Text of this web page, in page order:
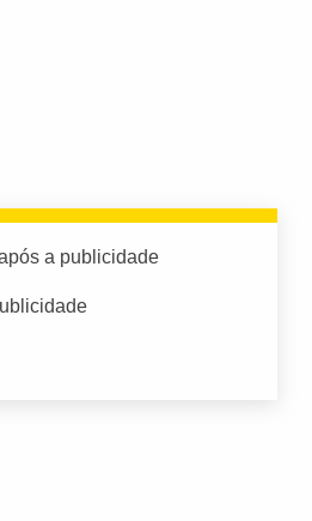
a publicidade